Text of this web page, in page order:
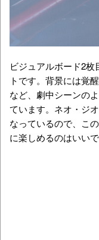
ビジュアルボード2
トです。背景には覚
など、劇中シーンの
ています。ネオ・ジ
なっているので、こ
に楽しめるのはいいで